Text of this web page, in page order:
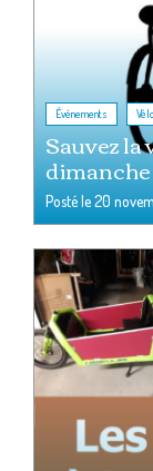
Événements
Sauvez la
Posté le20